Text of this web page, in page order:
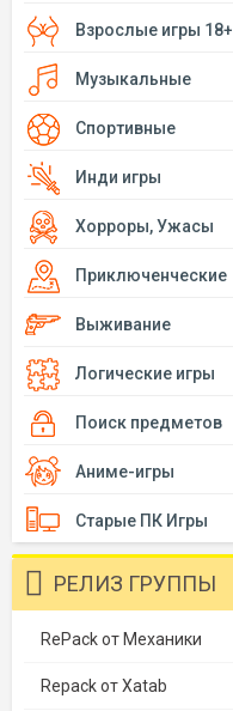
Взрослые игры 18+
Музыкальные
Спортивные
Инди игры
Хорроры, Ужасы
Приключенческие
Выживание
Логические игры
Поиск предметов
Аниме-игры
Старые ПК Игры
РЕЛИЗ ГРУППЫ
RePack от Механики
Repack от Xatab